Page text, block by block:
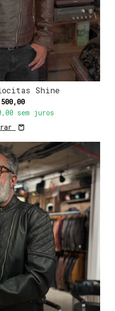
Shine
sem juros